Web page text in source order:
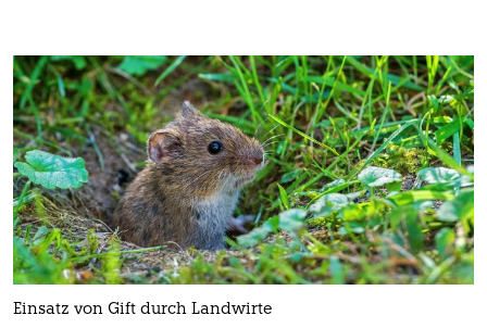
Einsatz von Gift durch Landwirte